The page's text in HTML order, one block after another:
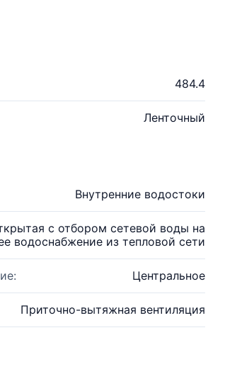
484.4
Ленточный
Внутренние водостоки
с отбором сетевой воды на
водоснабжение из тепловой сети
Центральное
Приточно-вытяжная вентиляция